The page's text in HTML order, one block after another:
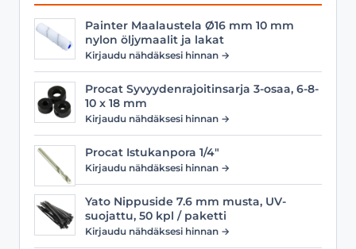
Painter Maalaustela Ø16 mm 10 mm
nylon öljymaalit ja lakat
Kirjaudu nähdäksesi hinnan →
Procat Syvyydenrajoitinsarja 3-osaa, 6-8-
10 x 18 mm
Kirjaudu nähdäksesi hinnan →
Procat Istukanpora 1/4"
Kirjaudu nähdäksesi hinnan →
Yato Nippuside 7.6 mm musta, UV-
suojattu, 50 kpl / paketti
Kirjaudu nähdäksesi hinnan →